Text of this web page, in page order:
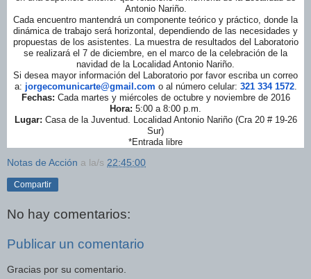
Antonio Nariño.
Cada encuentro mantendrá un componente teórico y práctico, donde la
dinámica de trabajo será horizontal, dependiendo de las necesidades y
propuestas de los asistentes. La muestra de resultados del Laboratorio
se realizará el 7 de diciembre, en el marco de la celebración de la
navidad de la Localidad Antonio Nariño.
Si desea mayor información del Laboratorio por favor escriba un correo
a: jorgecomunicarte@gmail.com o al número celular: 321 334 1572.
Fechas: Cada martes y miércoles de octubre y noviembre de 2016
Hora: 5:00 a 8:00 p.m.
Lugar: Casa de la Juventud. Localidad Antonio Nariño (Cra 20 # 19-26
Sur)
*Entrada libre
Notas de Acción a la/s 22:45:00
Compartir
No hay comentarios:
Publicar un comentario
Gracias por su comentario.